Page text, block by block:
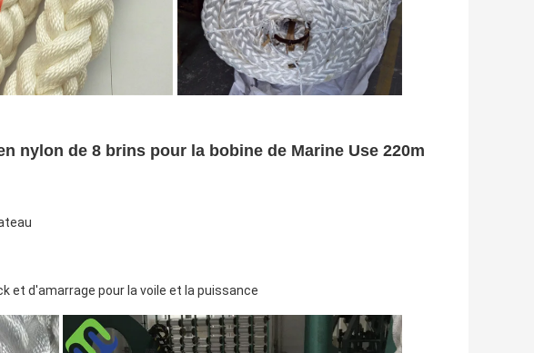
nylon de 8 brins pour la bobine de Marine Use 220m
et d'amarrage pour la voile et la puissance